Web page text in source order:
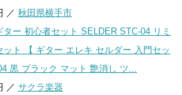
／ 秋田県横手市
ター 初心者セット SELDER STC-04 リミ
ット 【 ギター エレキ セルダー 入門セッ
黒 ブラック マット 艶消し ツ...
／ サクラ楽器